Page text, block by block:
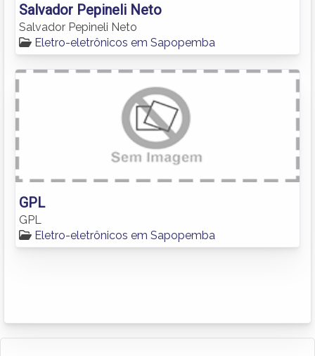
Salvador Pepineli Neto
Salvador Pepineli Neto
Eletro-eletrônicos em Sapopemba
GPL
GPL
Eletro-eletrônicos em Sapopemba